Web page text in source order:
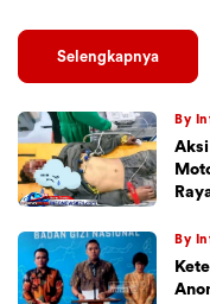
Selengkapnya
By
By